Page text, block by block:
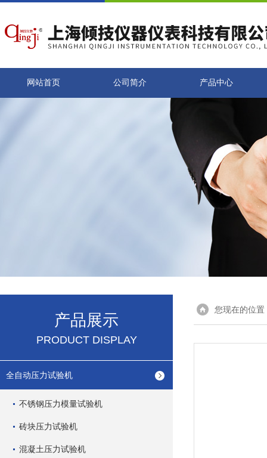
网站首页 公司简介 产品中心
产品展示
PRODUCT DISPLAY
全自动压力试验机
不锈钢压力模量试验机
砖块压力试验机
混凝土压力试验机
您现在的位置